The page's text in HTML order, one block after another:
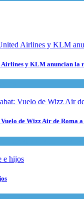
Airlines y KLM anuncian la
de Wizz Air de Roma